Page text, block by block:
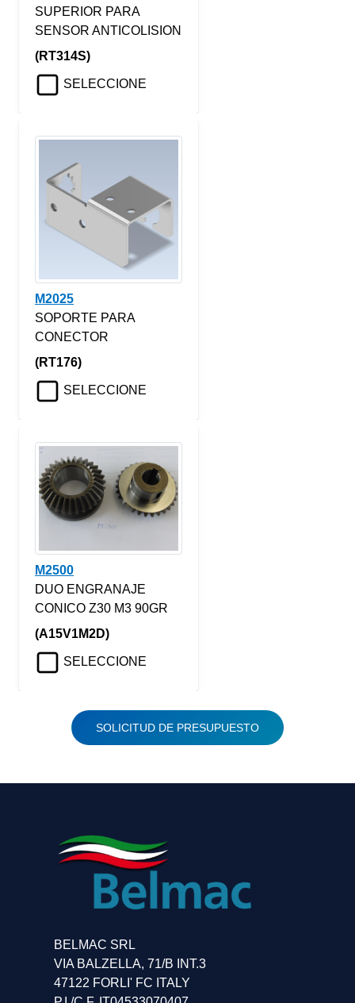
SUPERIOR PARA
SENSOR ANTICOLISION
(RT314S)
SELECCIONE
M2025
SOPORTE PARA
CONECTOR
(RT176)
SELECCIONE
M2500
DUO ENGRANAJE
CONICO Z30 M3 90GR
(A15V1M2D)
SELECCIONE
SOLICITUD DE PRESUPUESTO
BELMAC SRL
VIA BALZELLA, 71/B INT.3
47122 FORLI' FC ITALY